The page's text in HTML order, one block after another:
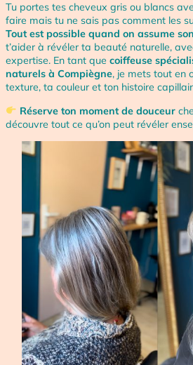
Tu portes tes cheveux gris ou blancs
faire mais tu ne sais pas comment les
Tout est possible quand on assume
t’aider à révéler ta beauté naturelle,
expertise. En tant que coiffeuse
naturels à Compiègne, je mets tout en
texture, ta couleur et ton histoire
Réserve ton moment de douceur
découvre tout ce qu’on peut révéler